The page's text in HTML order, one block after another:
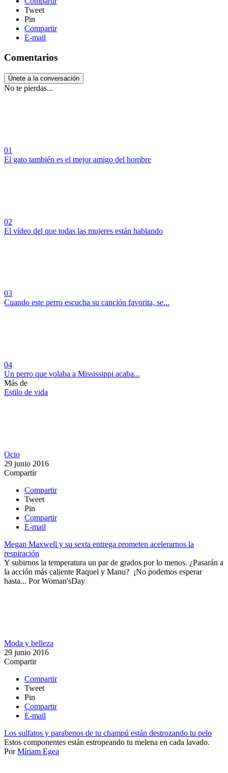
Tweet
Pin
Compartir
E-mail
Comentarios
Únete a la conversación
No te pierdas...
01
El gato también es el mejor amigo del hombre
02
El vídeo del que todas las mujeres están hablando
03
Cuando este perro escucha su canción favorita, se...
04
Un perro que volaba a Mississippi acaba...
Más de
Estilo de vida
Ocio
29 junio 2016
Compartir
Compartir
Tweet
Pin
Compartir
E-mail
Megan Maxwell y su sexta entrega prometen acelerarnos la
respiración
​Y subirnos la temperatura un par de grados por lo menos. ¿Pasarán a
la acción más caliente Raquel y Manu? ¡No podemos esperar
hasta... PorWoman'sDay
Moda y belleza
29 junio 2016
Compartir
Compartir
Tweet
Pin
Compartir
E-mail
Los sulfatos y parabenos de tu champú están destrozando tu pelo
​Estos componentes están estropeando tu melena en cada lavado. ​
PorMíriam Egea